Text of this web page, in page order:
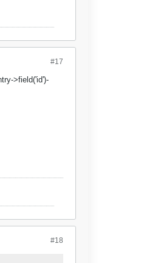
#17
>field('id')-
#18